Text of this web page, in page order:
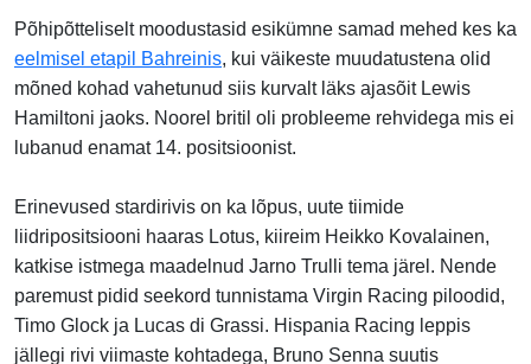
Põhipõtteliselt moodustasid esikümne samad mehed kes ka
eelmisel etapil Bahreinis, kui väikeste muudatustena olid
mõned kohad vahetunud siis kurvalt läks ajasõit Lewis
Hamiltoni jaoks. Noorel britil oli probleeme rehvidega mis ei
lubanud enamat 14. positsioonist.
Erinevused stardirivis on ka lõpus, uute tiimide
liidripositsiooni haaras Lotus, kiireim Heikko Kovalainen,
katkise istmega maadelnud Jarno Trulli tema järel. Nende
paremust pidid seekord tunnistama Virgin Racing piloodid,
Timo Glock ja Lucas di Grassi. Hispania Racing leppis
jällegi rivi viimaste kohtadega, Bruno Senna suutis